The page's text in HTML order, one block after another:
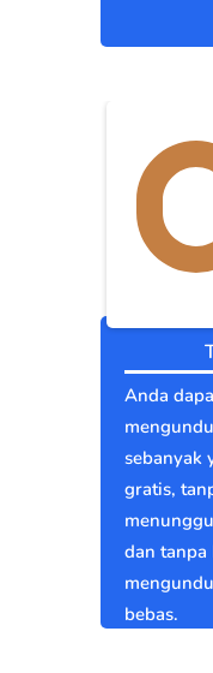
Anda
sebanyak
gratis,
dan tanpa
bebas.